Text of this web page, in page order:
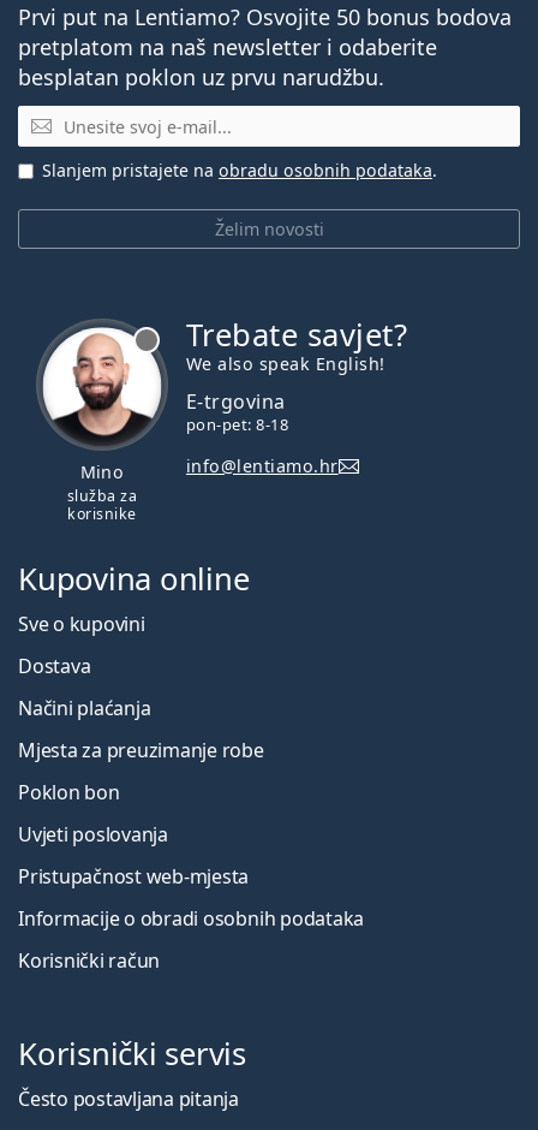
Prvi put na Lentiamo? Osvojite 50 bonus bodova
pretplatom na naš newsletter i odaberite
besplatan poklon uz prvu narudžbu.
E-mail
Želim novosti
Slanjem pristajete na obradu osobnih podataka.
Mino
služba za
korisnike
Trebate savjet?
We also speak English!
E-trgovina
pon-pet: 8-18
info@lentiamo.hr
Kupovina online
Sve o kupovini
Dostava
Načini plaćanja
Mjesta za preuzimanje robe
Poklon bon
Uvjeti poslovanja
Pristupačnost web-mjesta
Informacije o obradi osobnih podataka
Korisnički račun
Korisnički servis
Često postavljana pitanja